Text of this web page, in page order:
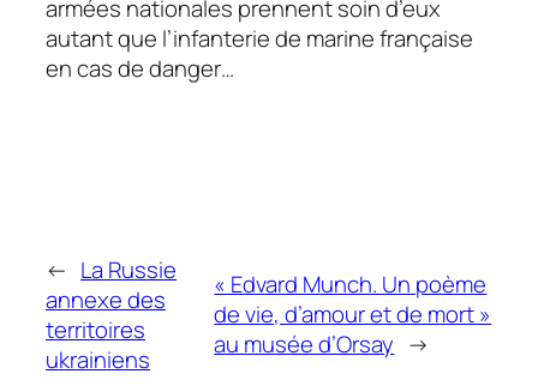
armées nationales prennent soin d’eux
autant que l’infanterie de marine française
en cas de danger…
← La Russie
annexe des
territoires
ukrainiens
« Edvard Munch. Un poème
de vie, d’amour et de mort »
au musée d’Orsay →